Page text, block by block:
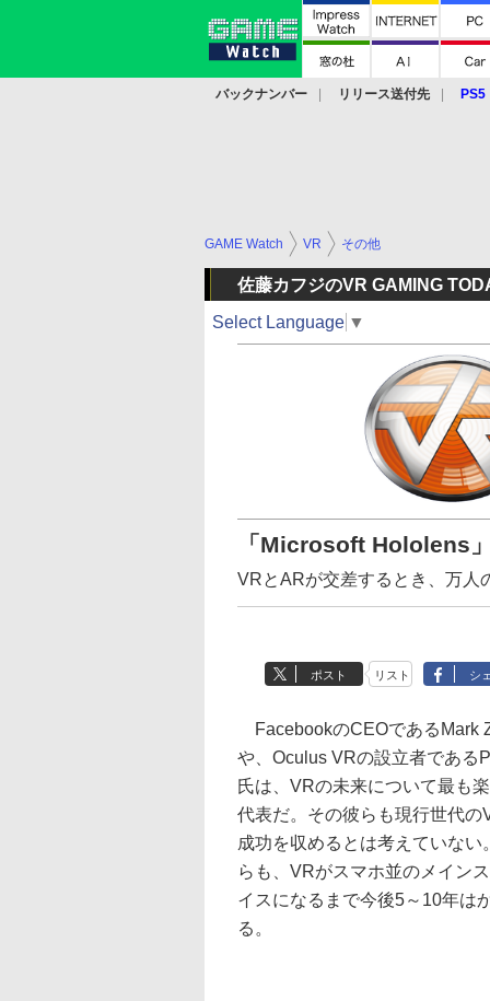
バックナンバー リリース送付先
PS5
GAME Watch VR その他
佐藤カフジのVR GAMING
Select Language ▼
「Microsoft Hololens
VRとARが交差するとき、万人
ポスト リスト シ
FacebookのCEOであるMark
や、Oculus VRの設立者である
氏は、VRの未来について最も
代表だ。その彼らも現行世代の
成功を収めるとは考えていない
らも、VRがスマホ並のメイン
イスになるまで今後5～10年は
る。